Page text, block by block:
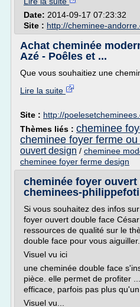
Date: 2014-09-17 07:23:32
Site : http://cheminee-
Achat cheminée
Azé - Poêles et ...
Que vous souhaitiez une
Lire la suite
Site : http://
Thèmes liés : cheminee
cheminee foyer ferme
ouvert design / cheminee
cheminee foyer ferme design
cheminée foyer ouvert
cheminees-
Si vous souhaitez des infos
foyer ouvert double face
ressources de qualité sur le
double face pour vous aiguiller.
Visuel vu ici
une cheminée double face
pièce. elle permet de profiter
efficace, parfois pas plus
Visuel vu...